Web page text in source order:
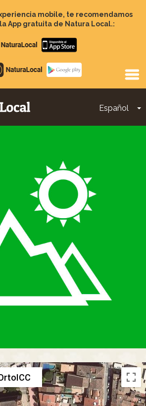
mobile, te recomendamos
App gratuita de Natura Local.:
Apple
store
Google
Play
Español
Main